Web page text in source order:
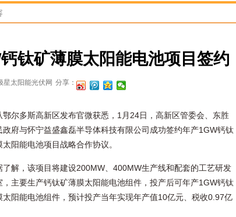
钛矿薄膜太阳能电池项目签约
星太阳能光伏网 分享：
鄂尔多斯高新区发布官微获悉，1月24日，高新区管委会、东胜
政府与怀宁益盛鑫磊半导体科技有限公司成功签约年产1GW钙钛
太阳能电池项目战略合作协议。
了解，该项目将建设200MW、400MW生产线和配套的工艺研发
，主要生产钙钛矿薄膜太阳能电池组件，投产后可年产1GW钙钛
太阳能电池组件，预计投产当年实现年产值10亿元、税收0.97亿